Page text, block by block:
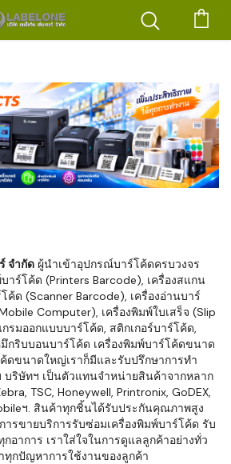
จำกัด ผู้นำเข้าอุปกรณ์บาร์โค้ดครบวงจร
าร์โค้ด (Printers Barcode), เครื่องสแกน
ค้ด (Scanner Barcode), เครื่องอ่านบาร์
Computer), เครื่องพิมพ์ใบเสร็จ (Slip
รมออกแบบบาร์โค้ด, สติกเกอร์บาร์โค้ด,
กริบบอนบาร์โค้ด เครื่องพิมพ์บาร์โค้ดขนาด
ดขนาดใหญ่เราก็มีและรับปรึกษาการทำ
ริษัทฯ เป็นตัวแทนจำหน่ายสินค้าจากหลาก
TSC, Honeywell, Printronix, GoDEX,
ฯ. สินค้าทุกชิ้นได้รับประกันคุณภาพสูง
รขายบริการรับซ่อมเครื่องพิมพ์บาร์โค้ด รับ
อาการ เราใส่ใจในการดูแลลูกค้าอย่างทั่ว
ทุกปัญหาการใช้งานของลูกค้า